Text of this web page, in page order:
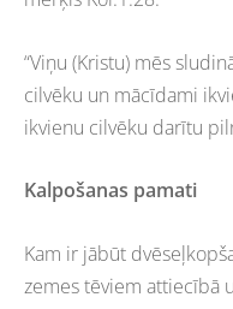
“Viņu (Kristu) mēs
cilvēku un mācīdami
ikvienu cilvēku darītu
Kalpošanas pamati
Kam ir jābūt
zemes tēviem attiecībā